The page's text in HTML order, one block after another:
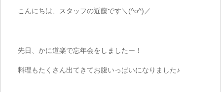
こんにちは、スタッフの近藤です＼(^o^)／
先日、かに道楽で忘年会をしましたー！
料理もたくさん出てきてお腹いっぱいになりました♪